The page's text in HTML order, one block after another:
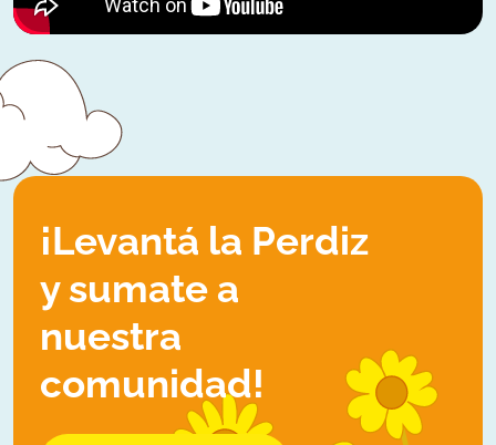
¡Levantá la Perdiz
y sumate a
nuestra
comunidad!